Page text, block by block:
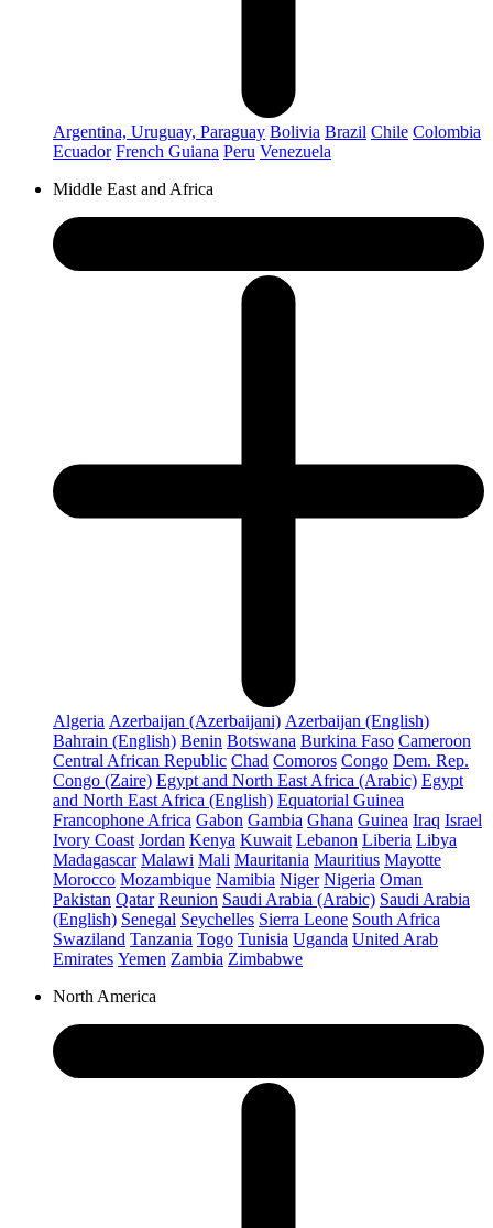
Argentina, Uruguay, Paraguay Bolivia Brazil Chile Colombia
Ecuador French Guiana Peru Venezuela
Middle East and Africa
Algeria Azerbaijan (Azerbaijani) Azerbaijan (English)
Bahrain (English) Benin Botswana Burkina Faso Cameroon
Central African Republic Chad Comoros Congo Dem. Rep.
Congo (Zaire) Egypt and North East Africa (Arabic) Egypt
and North East Africa (English) Equatorial Guinea
Francophone Africa Gabon Gambia Ghana Guinea Iraq Israel
Ivory Coast Jordan Kenya Kuwait Lebanon Liberia Libya
Madagascar Malawi Mali Mauritania Mauritius Mayotte
Morocco Mozambique Namibia Niger Nigeria Oman
Pakistan Qatar Reunion Saudi Arabia (Arabic) Saudi Arabia
(English) Senegal Seychelles Sierra Leone South Africa
Swaziland Tanzania Togo Tunisia Uganda United Arab
Emirates Yemen Zambia Zimbabwe
North America